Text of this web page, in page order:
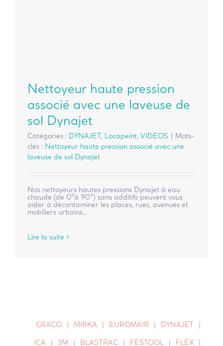
Nettoyeur haute pression
associé avec une laveuse de
sol Dynajet
Catégories : DYNAJET, Locapeint, VIDEOS | Mots-
clés : Nettoyeur haute pression associé avec une
laveuse de sol Dynajet
Nos nettoyeurs hautes pressions Dynajet à eau
chaude (de 0°à 90°) sans additifs peuvent vous
aider à décontaminer les places, rues, avenues et
mobiliers urbains...
Lire la suite
GRACO MIRKA EUROMAIR
DYNAJET
ICA
3M BLASTRAC FESTOOL
FLEX